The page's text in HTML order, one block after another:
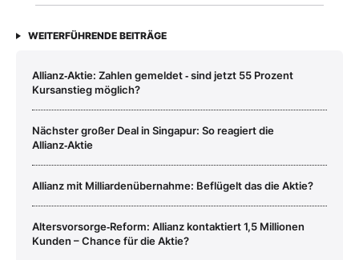
WEITERFÜHRENDE BEITRÄGE
Allianz‑Aktie: Zahlen gemeldet ‑ sind jetzt 55 Prozent
Kursanstieg möglich?
Nächster großer Deal in Singapur: So reagiert die
Allianz‑Aktie
Allianz mit Milliardenübernahme: Beflügelt das die Aktie?
Altersvorsorge‑Reform: Allianz kontaktiert 1,5 Millionen
Kunden – Chance für die Aktie?